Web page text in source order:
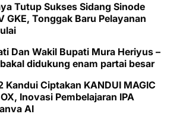
Tutup Sukses Sidang Sinode
GKE, Tonggak Baru Pelayanan
Dan Wakil Bupati Mura Heriyus –
didukung enam partai besar
Kandui Ciptakan KANDUI MAGIC
Inovasi Pembelajaran IPA
AI